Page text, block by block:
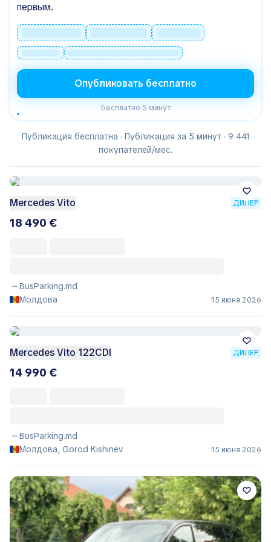
первым.
Опубликовать бесплатно
Бесплатно·5 минут
Публикация бесплатна · Публикация за 5 минут · 9 441
покупателей/мес.
Mercedes Vito ДИЛЕР
18 490 €
BusParking.md
Молдова
15 июня 2026
Mercedes Vito 122CDI ДИЛЕР
14 990 €
BusParking.md
Молдова, Gorod Kishinëv
15 июня 2026